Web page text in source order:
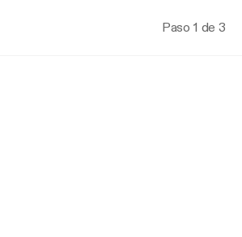
Paso 1 de 3